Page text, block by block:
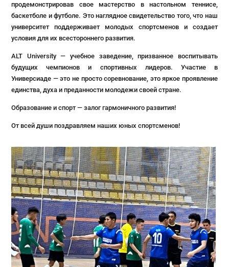
продемонстрировав свое мастерство в настольном теннисе,
баскетболе и футболе. Это наглядное свидетельство того, что наш
университет поддерживает молодых спортсменов и создает
условия для их всестороннего развития.
ALT University — учебное заведение, призванное воспитывать
будущих чемпионов и спортивных лидеров. Участие в
Универсиаде — это не просто соревнование, это яркое проявление
единства, духа и преданности молодежи своей стране.
Образование и спорт — залог гармоничного развития!
От всей души поздравляем наших юных спортсменов!